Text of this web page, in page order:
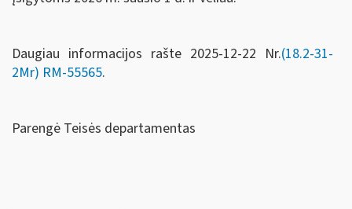
Daugiau informacijos rašte 2025-12-22 Nr.(18.2-31-
2Mr) RM-55565.
Parengė Teisės departamentas